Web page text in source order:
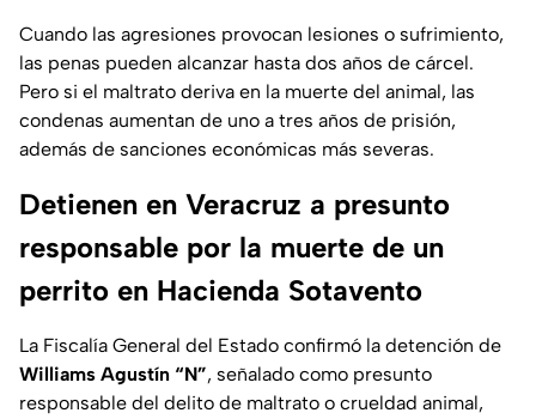
Cuando las agresiones provocan lesiones o sufrimiento,
las penas pueden alcanzar hasta dos años de cárcel.
Pero si el maltrato deriva en la muerte del animal, las
condenas aumentan de uno a tres años de prisión,
además de sanciones económicas más severas.
Detienen en Veracruz a presunto
responsable por la muerte de un
perrito en Hacienda Sotavento
La Fiscalía General del Estado confirmó la detención de
Williams Agustín “N”, señalado como presunto
responsable del delito de maltrato o crueldad animal,